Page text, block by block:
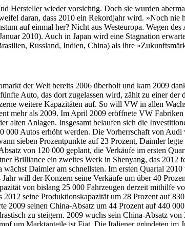
Hersteller wieder vorsichtig. Doch sie wurden
daran, dass 2010 ein Rekordjahr wird. »Noch
auf einmal her? Nicht aus Westeuropa. Wegen
2010). Auch in Japan wird eine Stagnation
Russland, Indien, China) als ihre
der Welt bereits 2006 überholt und kam 2009
Auto, das dort zugelassen wird, zählt zu einer
weitere Kapazitäten auf. So will VW in allen
mehr als 2009. Im April 2009 eröffnete VW
alten Anlagen. Insgesamt belaufen sich die
000 Autos erhöht werden. Die Vorherrschaft von
sieben Prozentpunkte auf 23 Prozent, Daimler
von 120 000 geplant, die Verkäufe im ersten
Brilliance ein zweites Werk in Shenyang, das
Daimler am schnellsten. Im ersten Quartal
will der Konzern seine Verkäufe um über 40
von bislang 25 000 Fahrzeugen derzeit mithilfe
seine Produktionskapazität um 28 Prozent auf
2009 seinen China-Absatz um 44 Prozent auf 440
zu steigern. 2009 wuchs sein China-Absatz
um Marktanteile ist Fiat. Die Italiener gründeten